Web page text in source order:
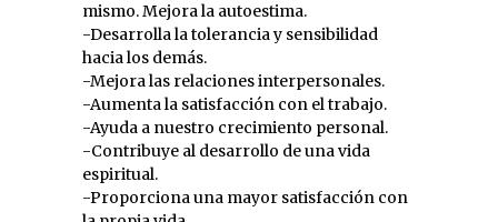
mismo. Mejora la autoestima.
-Desarrolla la tolerancia y sensibilidad
hacia los demás.
-Mejora las relaciones interpersonales.
-Aumenta la satisfacción con el trabajo.
-Ayuda a nuestro crecimiento personal.
-Contribuye al desarrollo de una vida
espiritual.
-Proporciona una mayor satisfacción con